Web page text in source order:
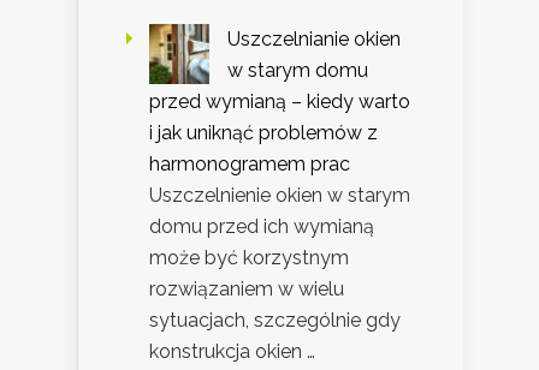
Uszczelnianie okien
w starym domu
przed wymianą – kiedy warto
i jak uniknąć problemów z
harmonogramem prac
Uszczelnienie okien w starym
domu przed ich wymianą
może być korzystnym
rozwiązaniem w wielu
sytuacjach, szczególnie gdy
konstrukcja okien …